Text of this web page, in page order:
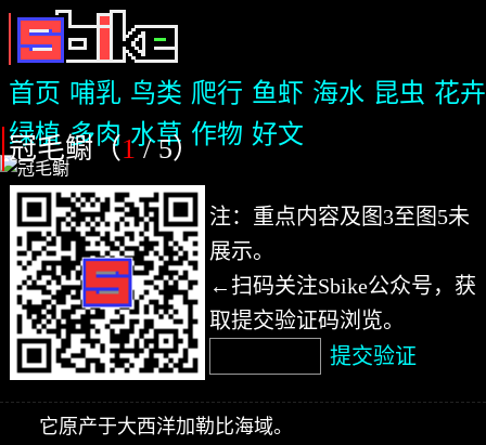
首页 哺乳 鸟类 爬行 鱼虾 海水 昆虫 花卉
绿植 多肉 水草 作物 好文
冠毛鳚（1/ 5）
注：重点内容及图3至图5未
展示。
←扫码关注Sbike公众号，获
取提交验证码浏览。
提交验证
它原产于大西洋加勒比海域。